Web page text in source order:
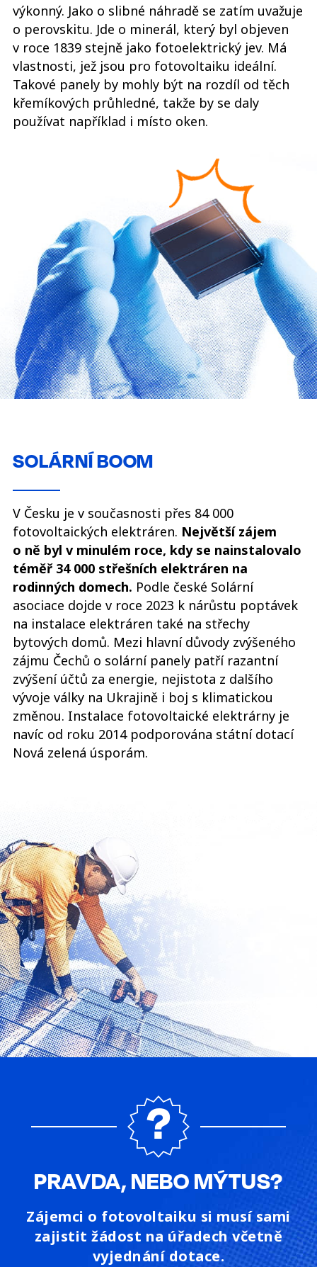
výkonný. Jako o slibné náhradě se zatím uvažuje
o perovskitu. Jde o minerál, který byl objeven
v roce 1839 stejně jako fotoelektrický jev. Má
vlastnosti, jež jsou pro fotovoltaiku ideální.
Takové panely by mohly být na rozdíl od těch
křemíkových průhledné, takže by se daly
používat například i místo oken.
SOLÁRNÍ BOOM
V Česku je v současnosti přes 84 000
fotovoltaických elektráren. Největší zájem
o ně byl v minulém roce, kdy se nainstalovalo
téměř 34 000 střešních elektráren na
rodinných domech. Podle české Solární
asociace dojde v roce 2023 k nárůstu poptávek
na instalace elektráren také na střechy
bytových domů. Mezi hlavní důvody zvýšeného
zájmu Čechů o solární panely patří razantní
zvýšení účtů za energie, nejistota z dalšího
vývoje války na Ukrajině i boj s klimatickou
změnou. Instalace fotovoltaické elektrárny je
navíc od roku 2014 podporována státní dotací
Nová zelená úsporám.
PRAVDA, NEBO MÝTUS?
Zájemci o fotovoltaiku si musí sami
zajistit žádost na úřadech včetně
vyjednání dotace.